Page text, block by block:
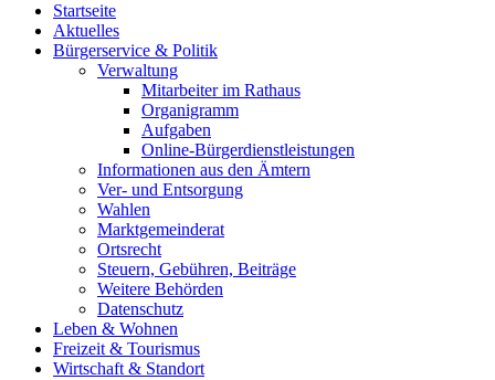
Startseite
Aktuelles
Bürgerservice & Politik
Verwaltung
Mitarbeiter im Rathaus
Organigramm
Aufgaben
Online-Bürgerdienstleistungen
Informationen aus den Ämtern
Ver- und Entsorgung
Wahlen
Marktgemeinderat
Ortsrecht
Steuern, Gebühren, Beiträge
Weitere Behörden
Datenschutz
Leben & Wohnen
Freizeit & Tourismus
Wirtschaft & Standort